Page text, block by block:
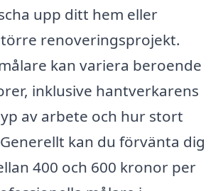
upp ditt hem eller
renoveringsprojekt.
kan variera beroende
inklusive hantverkarens
av arbete och hur stort
kan du förvänta dig
400 och 600 kronor per